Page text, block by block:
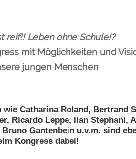
reif!! Leben ohne Schule!?
mit Möglichkeiten und
jungen Menschen
wie Catharina Roland, Bertrand
Ricardo Leppe, Ilan Stephani,
Gantenbein u.v.m. sind
Kongress dabei!